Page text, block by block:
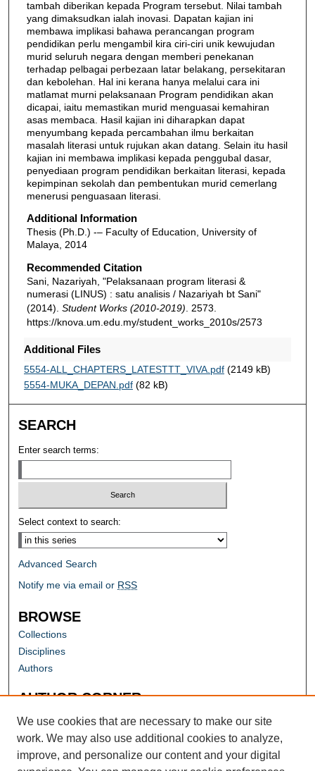
tambah diberikan kepada Program tersebut. Nilai tambah
yang dimaksudkan ialah inovasi. Dapatan kajian ini
membawa implikasi bahawa perancangan program
pendidikan perlu mengambil kira ciri-ciri unik kewujudan
murid seluruh negara dengan memberi penekanan
terhadap pelbagai perbezaan latar belakang, persekitaran
dan kebolehan. Hal ini kerana hanya melalui cara ini
matlamat murni pelaksanaan Program pendidikan akan
dicapai, iaitu memastikan murid menguasai kemahiran
asas membaca. Hasil kajian ini diharapkan dapat
menyumbang kepada percambahan ilmu berkaitan
masalah literasi untuk rujukan akan datang. Selain itu hasil
kajian ini membawa implikasi kepada penggubal dasar,
penyediaan program pendidikan berkaitan literasi, kepada
kepimpinan sekolah dan pembentukan murid cemerlang
menerusi penguasaan literasi.
Additional Information
Thesis (Ph.D.) -– Faculty of Education, University of
Malaya, 2014
Recommended Citation
Sani, Nazariyah, "Pelaksanaan program literasi &
numerasi (LINUS) : satu analisis / Nazariyah bt Sani"
(2014). Student Works (2010-2019) . 2573.
https://knova.um.edu.my/student_works_2010s/2573
Additional Files
5554-ALL_CHAPTERS_LATESTTT_VIVA.pdf(2149 kB)
5554-MUKA_DEPAN.pdf(82 kB)
SEARCH
Enter search terms:
Select context to search:
Advanced Search
Notify me via email or RSS
BROWSE
Collections
Disciplines
Authors
AUTHOR CORNER
Author FAQ
We use cookies that are necessary to make our site
work. We may also use additional cookies to analyze,
improve, and personalize our content and your digital